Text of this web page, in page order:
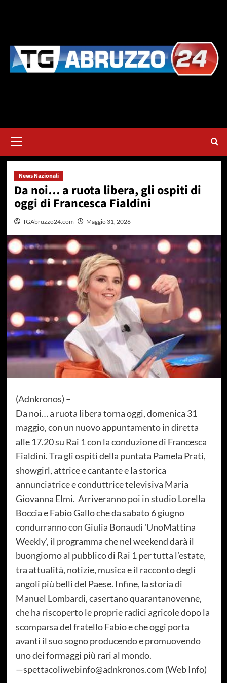
principale
News Nazionali
Da noi… a ruota libera, gli ospiti di
oggi di Francesca Fialdini
TGAbruzzo24.com Maggio 31, 2026
(Adnkronos) –
Da noi… a ruota libera torna oggi, domenica 31
maggio, con un nuovo appuntamento in diretta
alle 17.20 su Rai 1 con la conduzione di Francesca
Fialdini. Tra gli ospiti della puntata Pamela Prati,
showgirl, attrice e cantante e la storica
annunciatrice e conduttrice televisiva Maria
Giovanna Elmi. Arriveranno poi in studio Lorella
Boccia e Fabio Gallo che da sabato 6 giugno
condurranno con Giulia Bonaudi 'UnoMattina
Weekly', il programma che nel weekend darà il
buongiorno al pubblico di Rai 1 per tutta l’estate,
tra attualità, notizie, musica e il racconto degli
angoli più belli del Paese. Infine, la storia di
Manuel Lombardi, casertano quarantanovenne,
che ha riscoperto le proprie radici agricole dopo la
scomparsa del fratello Fabio e che oggi porta
avanti il suo sogno producendo e promuovendo
uno dei formaggi più rari al mondo.
—spettacoliwebinfo@adnkronos.com (Web Info)